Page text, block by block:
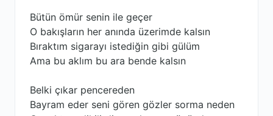
Bütün ömür senin ile geçer
O bakışların her anında üzerimde kalsın
Bıraktım sigarayı istediğin gibi gülüm
Ama bu aklım bu ara bende kalsın
Belki çıkar pencereden
Bayram eder seni gören gözler sorma neden